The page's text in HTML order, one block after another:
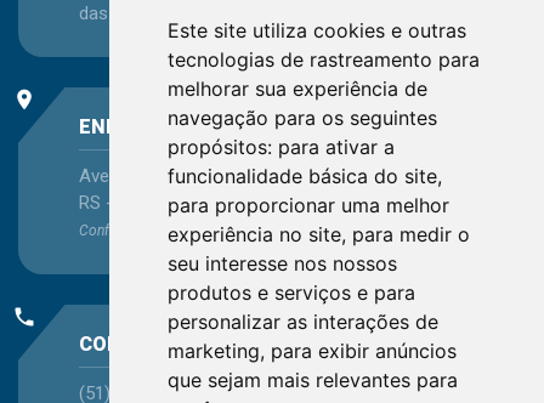
Este site utiliza cookies e outras
tecnologias de rastreamento para
melhorar sua experiência de
navegação para os seguintes
propósitos: para ativar a
funcionalidade básica do site,
para proporcionar uma melhor
experiência no site, para medir o
seu interesse nos nossos
produtos e serviços e para
personalizar as interações de
marketing, para exibir anúncios
que sejam mais relevantes para
das 13:30 às 16:45
place
ENDEREÇO
Avenida Itaqui, 45, Bairro Petrópolis, Porto Alegre -
RS - CEP 90460-140
Confira as demaislocalizações no Estado
phone
CONTATO
(51) 3330-5659